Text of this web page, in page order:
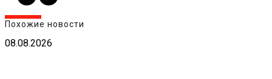
Похожие новости
08.08.2026